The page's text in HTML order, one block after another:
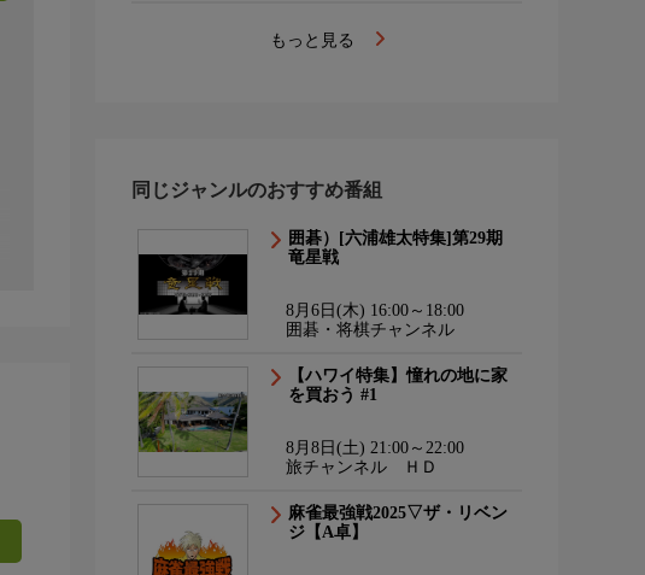
もっと見る
同じジャンルのおすすめ番組
囲碁）[六浦雄太特集]第29期
竜星戦
8月6日(木) 16:00～18:00
囲碁・将棋チャンネル
【ハワイ特集】憧れの地に家
を買おう #1
8月8日(土) 21:00～22:00
旅チャンネル ＨＤ
麻雀最強戦2025▽ザ・リベン
ジ【A卓】